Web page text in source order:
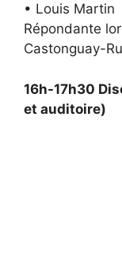
• Louis Martin
Répondante
Castonguay-
16h-17h30
et auditoire)